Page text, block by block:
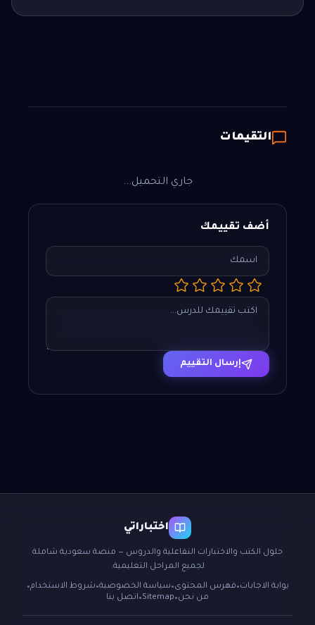
التقيمات
جاري التحميل...
أضف تقييمك
إرسال التقييم
اختباراتي
حلول الكتب والاختبارات التفاعلية والدروس — منصة سعودية شاملة
لجميع المراحل التعليمية.
بوابة الاجابات ● فهرس المحتوى ● سياسة الخصوصية● شروط الاستخدام●
من نحن ●
Sitemap
● اتصل بنا